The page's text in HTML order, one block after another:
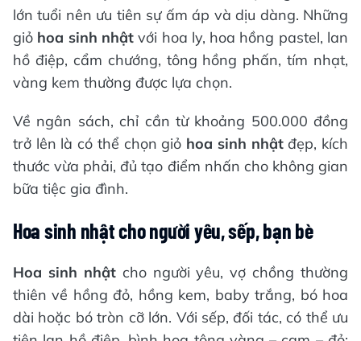
lớn tuổi nên ưu tiên sự ấm áp và dịu dàng. Những
giỏ hoa sinh nhậtvới hoa ly, hoa hồng pastel, lan
hồ điệp, cẩm chướng, tông hồng phấn, tím nhạt,
vàng kem thường được lựa chọn.
Về ngân sách, chỉ cần từ khoảng 500.000 đồng
trở lên là có thể chọn giỏ hoa sinh nhậtđẹp, kích
thước vừa phải, đủ tạo điểm nhấn cho không gian
bữa tiệc gia đình.
Hoa sinh nhật cho người yêu, sếp, bạn bè
Hoa sinh nhậtcho người yêu, vợ chồng thường
thiên về hồng đỏ, hồng kem, baby trắng, bó hoa
dài hoặc bó tròn cỡ lớn. Với sếp, đối tác, có thể ưu